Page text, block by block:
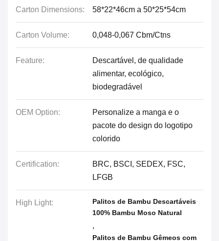
Carton Dimensions: 58*22*46cm a 50*25*54cm
Carton Volume: 0,048-0,067 Cbm/Ctns
Feature:
Descartável, de qualidade
alimentar, ecológico,
biodegradável
OEM Option:
Personalize a manga e o
pacote do design do logotipo
colorido
Certification:
BRC, BSCI, SEDEX, FSC,
LFGB
High Light:
Palitos de Bambu Descartáveis
100% Bambu Moso Natural
,
Palitos de Bambu Gêmeos com